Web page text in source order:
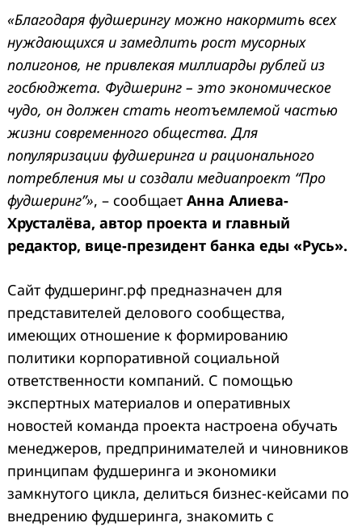
«Благодаря фудшерингу можно накормить всех
нуждающихся и замедлить рост мусорных
полигонов, не привлекая миллиарды рублей из
госбюджета. Фудшеринг – это экономическое
чудо, он должен стать неотъемлемой частью
жизни современного общества. Для
популяризации фудшеринга и рационального
потребления мы и создали медиапроект “Про
фудшерингˮ», – сообщает Анна Алиева-
Хрусталёва, автор проекта и главный
редактор, вице-президент банка еды «Русь».
Сайт фудшеринг.рф предназначен для
представителей делового сообщества,
имеющих отношение к формированию
политики корпоративной социальной
ответственности компаний. С помощью
экспертных материалов и оперативных
новостей команда проекта настроена обучать
менеджеров, предпринимателей и чиновников
принципам фудшеринга и экономики
замкнутого цикла, делиться бизнес-кейсами по
внедрению фудшеринга, знакомить с